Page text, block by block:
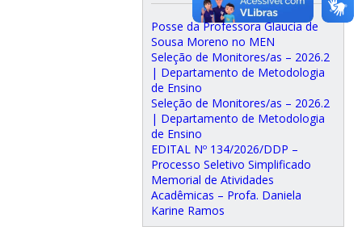
Posse da Professora Glaucia de
Sousa Moreno no MEN
Seleção de Monitores/as – 2026.2
| Departamento de Metodologia
de Ensino
Seleção de Monitores/as – 2026.2
| Departamento de Metodologia
de Ensino
EDITAL Nº 134/2026/DDP –
Processo Seletivo Simplificado
Memorial de Atividades
Acadêmicas – Profa. Daniela
Karine Ramos